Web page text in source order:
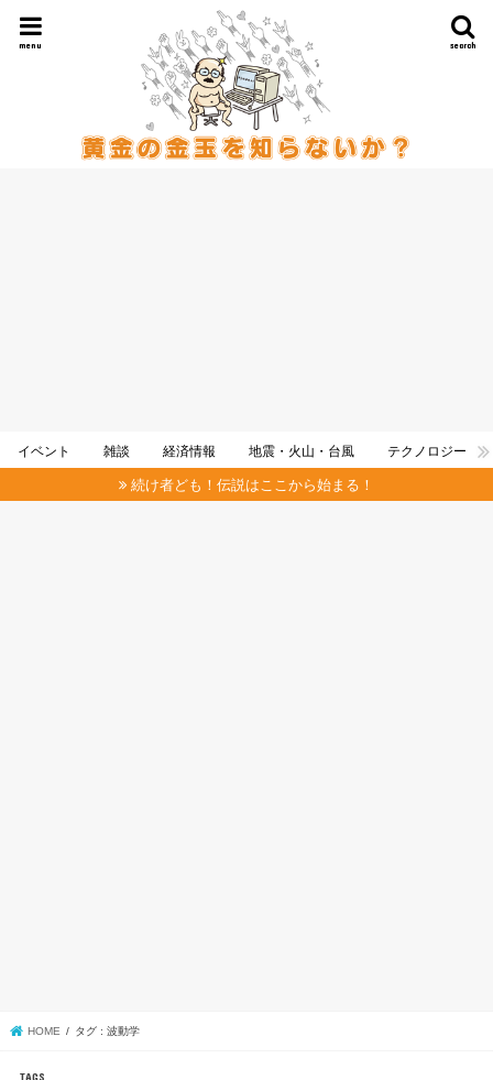
search
menu
イベント 雑談 経済情報 地震・火山・台風 テクノロジー
続け者ども！伝説はここから始まる！
HOME タグ : 波動学